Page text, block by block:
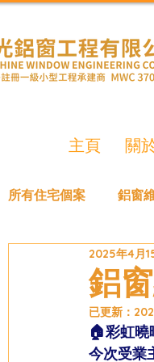
主頁 關
所有住宅個案 鋁窗
鋁
2025年4月
已更新：
🏠彩虹曉
今次受業